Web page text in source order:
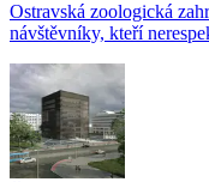
Ostravská zoologická
návštěvníky, kteří